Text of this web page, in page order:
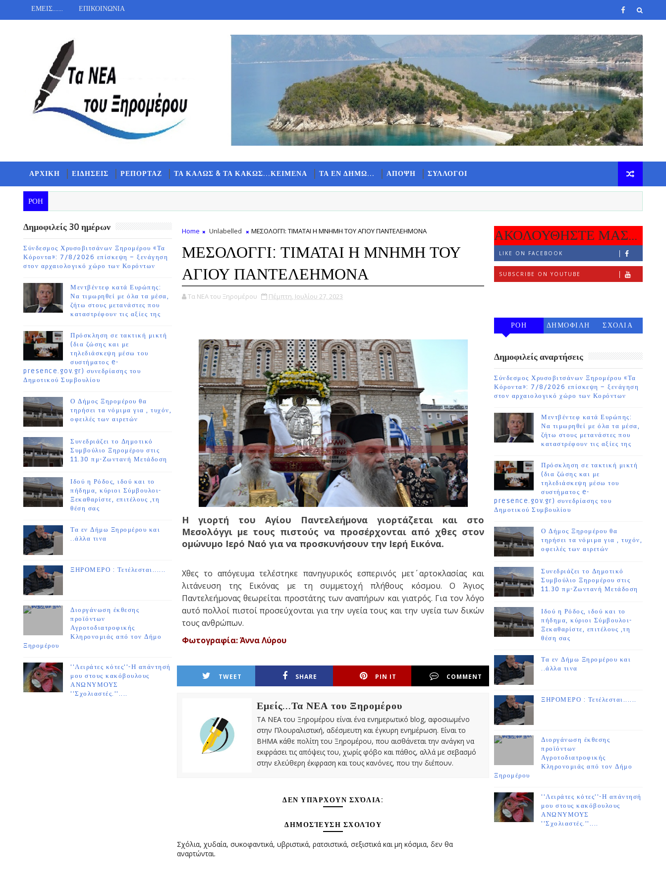
ΕΜΕΙΣ....... ΕΠΙΚΟΙΝΩΝΙΑ
ΑΡΧΙΚΗ ΕΙΔΗΣΕΙΣ ΡΕΠΟΡΤΑΖ ΤΑ ΚΑΛΩΣ & ΤΑ ΚΑΚΩΣ...ΚΕΙΜΕΝΑ ΤΑ ΕΝ ΔΗΜΩ... ΑΠΟΨΗ ΣΥΛΛΟΓΟΙ
ΡΟΗ
Δημοφιλείς 30 ημέρων
Σύνδεσμος Χρυσοβιτσάνων Ξηρομέρου «Τα
Κόροντα»: 7/8/2026 επίσκεψη – ξενάγηση
στον αρχαιολογικό χώρο των Κορόντων
Μεντβέντεφ κατά Ευρώπης:
Να τιμωρηθεί με όλα τα μέσα,
ζήτω στους μετανάστες που
καταστρέφουν τις αξίες της
Πρόσκληση σε τακτική μικτή
(δια ζώσης και με
τηλεδιάσκεψη μέσω του
συστήματος e-
presence.gov.gr) συνεδρίασης του
Δημοτικού Συμβουλίου
Ο Δήμος Ξηρομέρου θα
τηρήσει τα νόμιμα για , τυχόν,
οφειλές των αιρετών
Συνεδριάζει το Δημοτικό
Συμβούλιο Ξηρομέρου στις
11.30 πμ-Ζωντανή Μετάδοση
Ιδού η Ρόδος, ιδού και το
πήδημα, κύριοι Σύμβουλοι-
Ξεκαθαρίστε, επιτέλους ,τη
θέση σας
Τα εν Δήμω Ξηρομέρου και
..άλλα τινα
ΞΗΡΟΜΕΡΟ : Τετέλεσται......
Διοργάνωση έκθεσης
προϊόντων
Αγροτοδιατροφικής
Κληρονομιάς από τον Δήμο
Ξηρομέρου
''Λειράτες κότες''-Η απάντησή
μου στους κακόβουλους
ΑΝΩΝΥΜΟΥΣ
''Σχολιαστές.''....
Home Unlabelled ΜΕΣΟΛΟΓΓΙ: ΤΙΜΑΤΑΙ Η ΜΝΗΜΗ ΤΟΥ ΑΓΙΟΥ ΠΑΝΤΕΛΕΗΜΟΝΑ
ΜΕΣΟΛΟΓΓΙ: ΤΙΜΑΤΑΙ Η ΜΝΗΜΗ ΤΟΥ
ΑΓΙΟΥ ΠΑΝΤΕΛΕΗΜΟΝΑ
Τα ΝΕΑ του Ξηρομέρου Πέμπτη, Ιουλίου 27, 2023
Η γιορτή του Αγίου Παντελεήμονα γιορτάζεται και στο
Μεσολόγγι με τους πιστούς να προσέρχονται από χθες στον
ομώνυμο Ιερό Ναό για να προσκυνήσουν την Ιερή Εικόνα.
Χθες το απόγευμα τελέστηκε πανηγυρικός εσπερινός μετ΄ αρτοκλασίας και
λιτάνευση της Εικόνας με τη συμμετοχή πλήθους κόσμου. Ο Άγιος
Παντελεήμονας θεωρείται προστάτης των αναπήρων και γιατρός. Για τον λόγο
αυτό πολλοί πιστοί προσεύχονται για την υγεία τους και την υγεία των δικών
τους ανθρώπων.
Φωτογραφία: Άννα Λύρου
TWEET SHARE PIN IT COMMENT
Εμείς...Τα ΝΕΑ του Ξηρομέρου
ΤΑ ΝΕΑ του Ξηρομέρου είναι ένα ενημερωτικό blog, αφοσιωμένο
στην Πλουραλιστική, αδέσμευτη και έγκυρη ενημέρωση. Είναι το
ΒΗΜΑ κάθε πολίτη του Ξηρομέρου, που αισθάνεται την ανάγκη να
εκφράσει τις απόψεις του, χωρίς φόβο και πάθος, αλλά με σεβασμό
στην ελεύθερη έκφραση και τους κανόνες, που την διέπουν.
ΔΕΝ ΥΠΆΡΧΟΥΝ ΣΧΌΛΙΑ:
ΔΗΜΟΣΊΕΥΣΗ ΣΧΟΛΊΟΥ
Σχόλια, χυδαία, συκοφαντικά, υβριστικά, ρατσιστικά, σεξιστικά και μη κόσμια, δεν θα
αναρτώνται.
ΑΚΟΛΟΥΘΗΣΤΕ ΜΑΣ...
LIKE ON FACEBOOK
SUBSCRIBE ON YOUTUBE
ΡΟΗ
ΔΗΜΟΦΙΛΗ
ΣΧΟΛΙΑ
Δημοφιλείς αναρτήσεις
Σύνδεσμος Χρυσοβιτσάνων Ξηρομέρου «Τα
Κόροντα»: 7/8/2026 επίσκεψη – ξενάγηση
στον αρχαιολογικό χώρο των Κορόντων
Μεντβέντεφ κατά Ευρώπης:
Να τιμωρηθεί με όλα τα μέσα,
ζήτω στους μετανάστες που
καταστρέφουν τις αξίες της
Πρόσκληση σε τακτική μικτή
(δια ζώσης και με
τηλεδιάσκεψη μέσω του
συστήματος e-
presence.gov.gr) συνεδρίασης του
Δημοτικού Συμβουλίου
Ο Δήμος Ξηρομέρου θα
τηρήσει τα νόμιμα για , τυχόν,
οφειλές των αιρετών
Συνεδριάζει το Δημοτικό
Συμβούλιο Ξηρομέρου στις
11.30 πμ-Ζωντανή Μετάδοση
Ιδού η Ρόδος, ιδού και το
πήδημα, κύριοι Σύμβουλοι-
Ξεκαθαρίστε, επιτέλους ,τη
θέση σας
Τα εν Δήμω Ξηρομέρου και
..άλλα τινα
ΞΗΡΟΜΕΡΟ : Τετέλεσται......
Διοργάνωση έκθεσης
προϊόντων
Αγροτοδιατροφικής
Κληρονομιάς από τον Δήμο
Ξηρομέρου
''Λειράτες κότες''-Η απάντησή
μου στους κακόβουλους
ΑΝΩΝΥΜΟΥΣ
''Σχολιαστές.''....